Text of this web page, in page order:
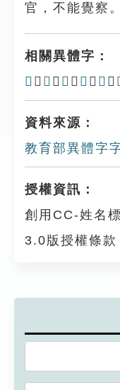
官，不能覺察。
相關異體字：
𦖥 、 𦘄 、 𦘃 、 𦘋 、 䠿 、
資料來源：
教育部異體字
授權資訊：
創用CC-姓名
3.0版授權條款